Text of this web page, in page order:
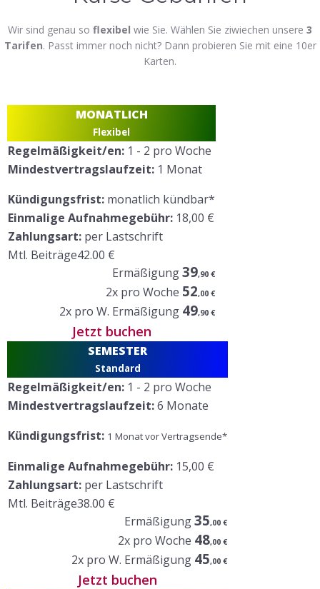
Wir sind genau so flexibel wie Sie. Wählen Sie ziwiechen unsere 3
Tarifen. Passt immer noch nicht? Dann probieren Sie mit eine 10er
Karten.
MONATLICH
Flexibel
Regelmäßigkeit/en: 1 - 2 pro Woche
Mindestvertragslaufzeit: 1 Monat
Kündigungsfrist: monatlich kündbar*
Einmalige Aufnahmegebühr: 18,00 €
Zahlungsart: per Lastschrift
Mtl. Beiträge42.00 €
Ermäßigung39,90 €
2x pro Woche 52,00 €
2x pro W. Ermäßigung 49,90 €
Jetzt buchen
SEMESTER
Standard
Regelmäßigkeit/en: 1 - 2 pro Woche
Mindestvertragslaufzeit:6 Monate
Kündigungsfrist: 1 Monat vor Vertragsende*
Einmalige Aufnahmegebühr: 15,00 €
Zahlungsart: per Lastschrift
Mtl. Beiträge38.00 €
Ermäßigung35,00 €
2x pro Woche 48,00 €
2x pro W. Ermäßigung 45,00 €
Jetzt buchen